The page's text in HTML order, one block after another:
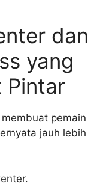
dan
yang
Pintar
pemain
jauh lebih